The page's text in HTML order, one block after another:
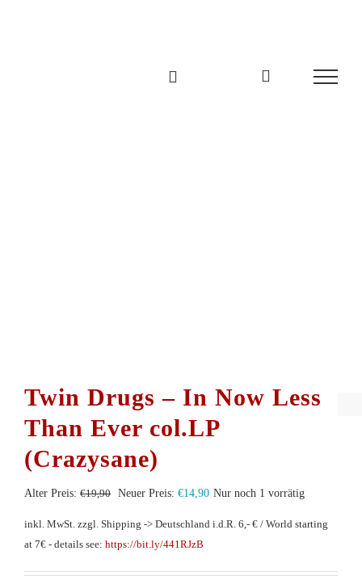
Twin Drugs – In Now Less
Than Ever col.LP
(Crazysane)
Alter Preis: €19,90 Ursprünglicher
Neuer Preis: €14,90Aktueller
Nur noch 1 vorrätig
inkl. MwSt. zzgl. Shipping -> Deutschland i.d.R. 6,- € / World starting
at 7€ - details see: https://bit.ly/441RJzB